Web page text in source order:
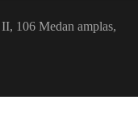
106 Medan amplas,